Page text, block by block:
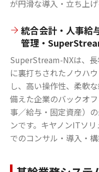
が円滑な導入・立ち上げ
統合会計・人事給
管理・
SuperStream-NXは、
に裏打ちされたノウハ
し、高い操作性、柔軟
備えた企業のバックオ
事／給与・固定資産）
ンです。キヤノンITソ
でのコンサル・導入・